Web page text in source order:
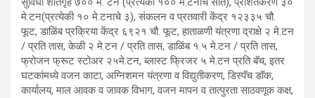
मे.टन(प्रत्येकी १० मे.टनाचे ३), संकलन व प्रतवारी केंद्र १२३३५ चौ.
फूट, डाळिंब प्रक्रिया केंद्र ६९२१ चौ. फूट, हाताळणी यंत्रणा द्राक्षे २ मे.टन
/ प्रति तास, केळी २ मे.टन / प्रति तास, डाळिंब १.५ मे.टन / प्रति तास,
फ्रोजन फ्रूट स्टोअर २५मे.टन, ब्लास्ट फ्रिजर ५ मे.टन प्रति बॅच, इतर
घटकांमध्ये वजन काटा, अग्निशमन यंत्रणा व विद्युतीकरण, डिस्पॅच डॉक,
कार्यालय, माल आवक व जावक विभाग, वजन मापन व तात्पुरता साठवणूक कक्ष,